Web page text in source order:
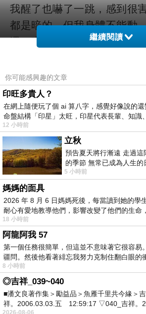
我醒了也嚇了一跳，感到很
都是暗的，但我身體不能動
還一直不斷往上飛，不知要
才意識到我靈魂出竅了，而
一樣，靈魂不斷被往上吸，
道要飛到哪裡去，當時真的
常我已經有在唸佛，所以不
佛。說也奇怪，這股束縛竟
靈魂也慢慢回到我的身體。
歷，我才體會到人死了不是
還有個靈魂會受業力牽引到
（天道、地獄、畜生道等）。
在我一天吃一餐素時，我曾
好奇的心態跑去台中某廟宇(
繼續閱讀
你可能感興趣的文章
印旺多貴人？
在網上隨便玩了個 ai 算八字，感覺好像說的
命盤結構「印星」太旺，印星代表長輩、知
12 小時前
立秋
預告夏天將行漸遠 走過
的季節 無常已成為人生
舒心 轉眼驟成昨日 而明晨
5 小時前
媽媽的面具
2026 年 8 月 6 日媽媽死後，每當讀到她的學
耐心有愛地教導他們，影響改變了他們的生命
18 小時前
阿龍阿我 57
第一個任務很簡單，但這並不意味著它很容易
疆問。然後他看著緋忘我努力克制住翻白眼的
8 小時前
◎吉祥_039~040
■潘文良著作集＞勵益品＞魚雁千里共今緣＞
祥。2006.03.03.五 12:59:17 ▽040_吉祥。
2026-08-06